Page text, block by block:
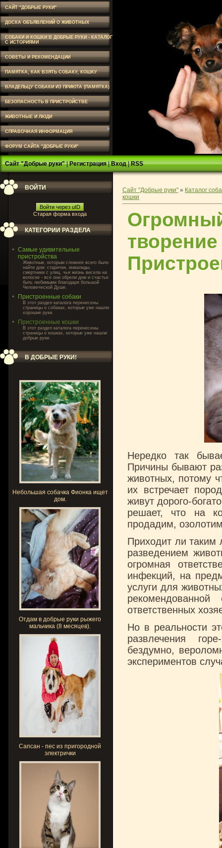
САЙТ "ДОБРЫЕ РУКИ"
ДОСКА ОБЪЯВЛЕНИЙ О ЖИВОТНЫХ
СОБАКИ И КОШКИ В ДОБРЫЕ РУКИ - КАТАЛОГ
С ИСТОРИЯМИ
СОВЕТЫ И РЕКОМЕНДАЦИИ
ПАМЯТКА, КАК ВЗЯТЬ СОБАКУ, КОШКУ
ВЛАДЕЛЬЦУ СОБАКИ ИЗ ПРИЮТА (ПАМЯТКА)
БЕЗОПАСНОСТЬ В ПРИСТРОЙСТВЕ
ЖИВОТНЫЕ И ЛЮДИ
СПРАВОЧНАЯ ИНФОРМАЦИЯ
ФОРУМ САЙТА "ДОБРЫЕ РУКИ"
Сайт "Добрые руки"|Регистрация|Вход|RSS
ВОЙТИ
Войти через uID
Старая форма входа
КАТЕГОРИИ РАЗДЕЛА
Самые удивительные
пристройства
Животные, которым сложнее всего было
найти дом: старички, инвалиды,
смертники с улиц, чья жизнь висела на
волоске - все они обрели дом и счастье
быть любимыми благодаря большой
Человеческой Душе.
Пристроенные собаки
В этот раздел каталога перенесены
страницы о собаках, которые уже нашли
хорошие руки.
Пристроенные кошки
В этот раздел каталога перенесены
страницы о кошках, которые уже нашли
добрые руки.
В ДОБРЫЕ РУКИ!
Небольшая собачка Фионка ищет
дом.
Отдам в добрые руки рыжего
мальчика (8 месяцев).
Сапсан - пес из пригородной
электрички
Сайт "Добрые руки" » Каталог
кошки
Нередко так
Причины бывают
животных, потому
их встречает
живут дорого-
решает, что на
продадим,
Приходит ли таким
разведением
огромная
инфекций, на
услуги для
ответственных
Но в реальности
развлечения
бездумно,
экспериментов